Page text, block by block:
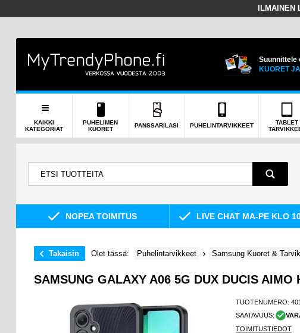
ILMAINEN
Suunnittele
KUORET
KAIKKI
KATEGORIAT
PUHELIMEN
KUORET
PANSSARILASI PUHELINTARVIKKEET
TABLET
NOPEA TOIMITUS LIVE CHAT MA-PE KLO
Takaisin Olet tässä: Puhelintarvikkeet Samsung Kuoret &
SAMSUNG GALAXY A06 5G DUX DUCIS AIMO
TUOTENUMERO:
SAATAVUUS:
TOIMITUSTIEDOT